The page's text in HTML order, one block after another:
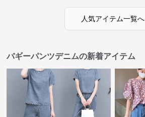
人気アイテム一覧へ
バギーパンツデニムの新着アイテム